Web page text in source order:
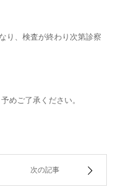
り、検査が終わり次第診察
めご了承ください。
次の記事